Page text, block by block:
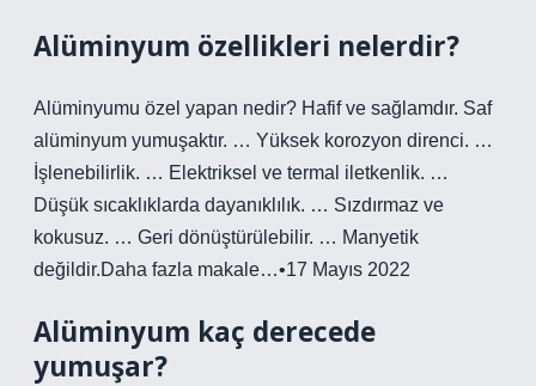
Alüminyum özellikleri nelerdir?
Alüminyumu özel yapan nedir? Hafif ve sağlamdır. Saf
alüminyum yumuşaktır. … Yüksek korozyon direnci. …
İşlenebilirlik. … Elektriksel ve termal iletkenlik. …
Düşük sıcaklıklarda dayanıklılık. … Sızdırmaz ve
kokusuz. … Geri dönüştürülebilir. … Manyetik
değildir.Daha fazla makale…•17 Mayıs 2022
Alüminyum kaç derecede
yumuşar?